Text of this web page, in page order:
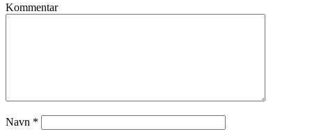
Kommentar
Navn *